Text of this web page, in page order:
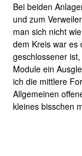
Bei beiden
und zum
man sich nicht
dem Kreis war es
geschlossener
Module ein
ich die mittlere
Allgemeinen
kleines bisschen